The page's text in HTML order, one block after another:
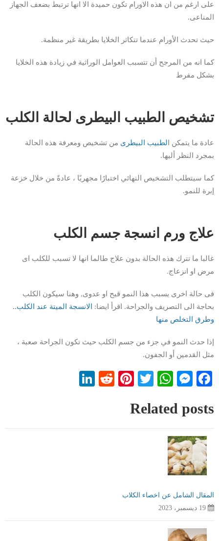
على ارغم من ان هذه الاورام تكون حميدة الا انها ترتبط بضعف الجهاز
المناعى.
حيث تحدث الأورام عندما تتكاثر الخلايا بطريقة غير منظمة.
كما انه من المرجح أن تتسبب العوامل الوراثية في زيادة هذه الخلايا
بشكل مفرط
تشخيص الطبيب البيطرى لحالة الكلب
عادة ما يتمكن ا لطبيب البيطرى من تشخيص ومعرفة هذه الحالة
بمجرد النظر أليها.
كما سيتطلب التشخيص النهائي اختبارًا مجهريًا ، عادةً من خلال خزعة
إبرة للنمو.
علاج ورم انسجة جسم الكلب
غالبا ما تترك هذه الحالة بدون علاج طالما انها لا تسبب للكلب اى
مرض او انزعاج.
فى حالة اخرى يسبب هذا النمو قيح او عدوى, وهنا سيكون الكلب
بحاجة الى التصريف والجراحة. اقرأ ايضا:
الانسجة الميتة عند الكلب..
وطرق التخلص منها
إذا حدث النمو في جزء من جسم الكلب حيث تكون الجراحة صعبة ،
مثل القدمين أو الجفون.
Facebook
Messenger
WhatsApp
Twitter
Pinterest
Reddit
Related posts
المقال الشامل عن اخصاء الكلاب
19 ديسمبر، 2023